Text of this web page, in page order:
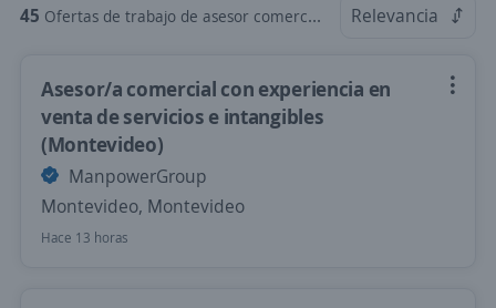
45 Ofertas de trabajo de asesor comercial en Montevideo Relevancia
Asesor/a comercial con experiencia en
venta de servicios e intangibles
(Montevideo)
ManpowerGroup
Montevideo, Montevideo
Hace 13 horas